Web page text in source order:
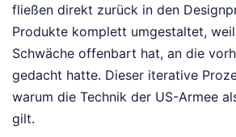
fließen direkt zurück in den
Produkte komplett umgestaltet,
Schwäche offenbart hat, an die
gedacht hatte. Dieser iterative
warum die Technik der US-Armee
gilt.